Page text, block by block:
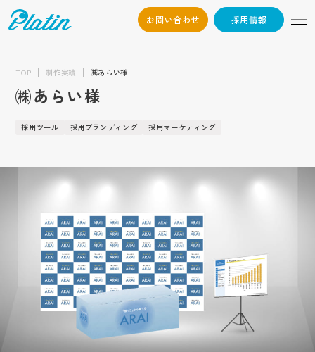
お問い合わせ 採用情報
9794
お問い合わせ
トップ
企業情報
会社概要
代表挨拶
企業文化
アクセス
お知らせ
制作実績
採用サイト
企業サイト
サービス
TOP 制作実績 ㈱あらい様
㈱あらい様
採用ツール 採用ブランディング 採用マーケティング